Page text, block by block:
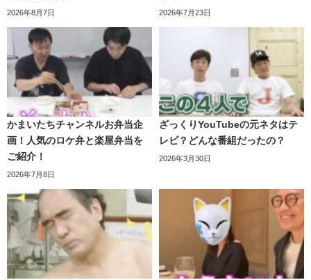
ざっくりYouTube！AP入澤はなぜ
「チャクラ」と呼ばれるようになっ
たのか？
APチャクラ誕生！
初登場回でマッチングアプリをやってる理由が「好きな男
性（結婚相手）を探している」と話した後に、異性に対し
ての「好き」という感情の持って行き方に納得がいかない
小藪さんが３０秒間のお説教。
その後のやりとり（収録外）で小藪さんが「チャクラが開
恋愛ドキュメンタリーのバチェラーならぬ、チャクラー
完結編。
APチャクラが本気で選び抜いた４人のファイナリストと直
接リモート面談へ。
本物の婚活と思うほどまじめな質疑応答が飛び交う中、こ
こにきてAPチャクラが
神戸大卒が発覚 し、全員が驚愕！
2026年8月7日 2026年7月23日
かまいたちチャンネルお弁当企
画！人気のロケ弁と楽屋弁当を
ご紹介！
2026年7月8日
ざっくりYouTubeの元ネタはテ
レビ？どんな番組だったの？
2026年3月30日